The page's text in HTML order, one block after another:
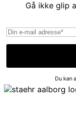
Gå ikke glip
Du kan